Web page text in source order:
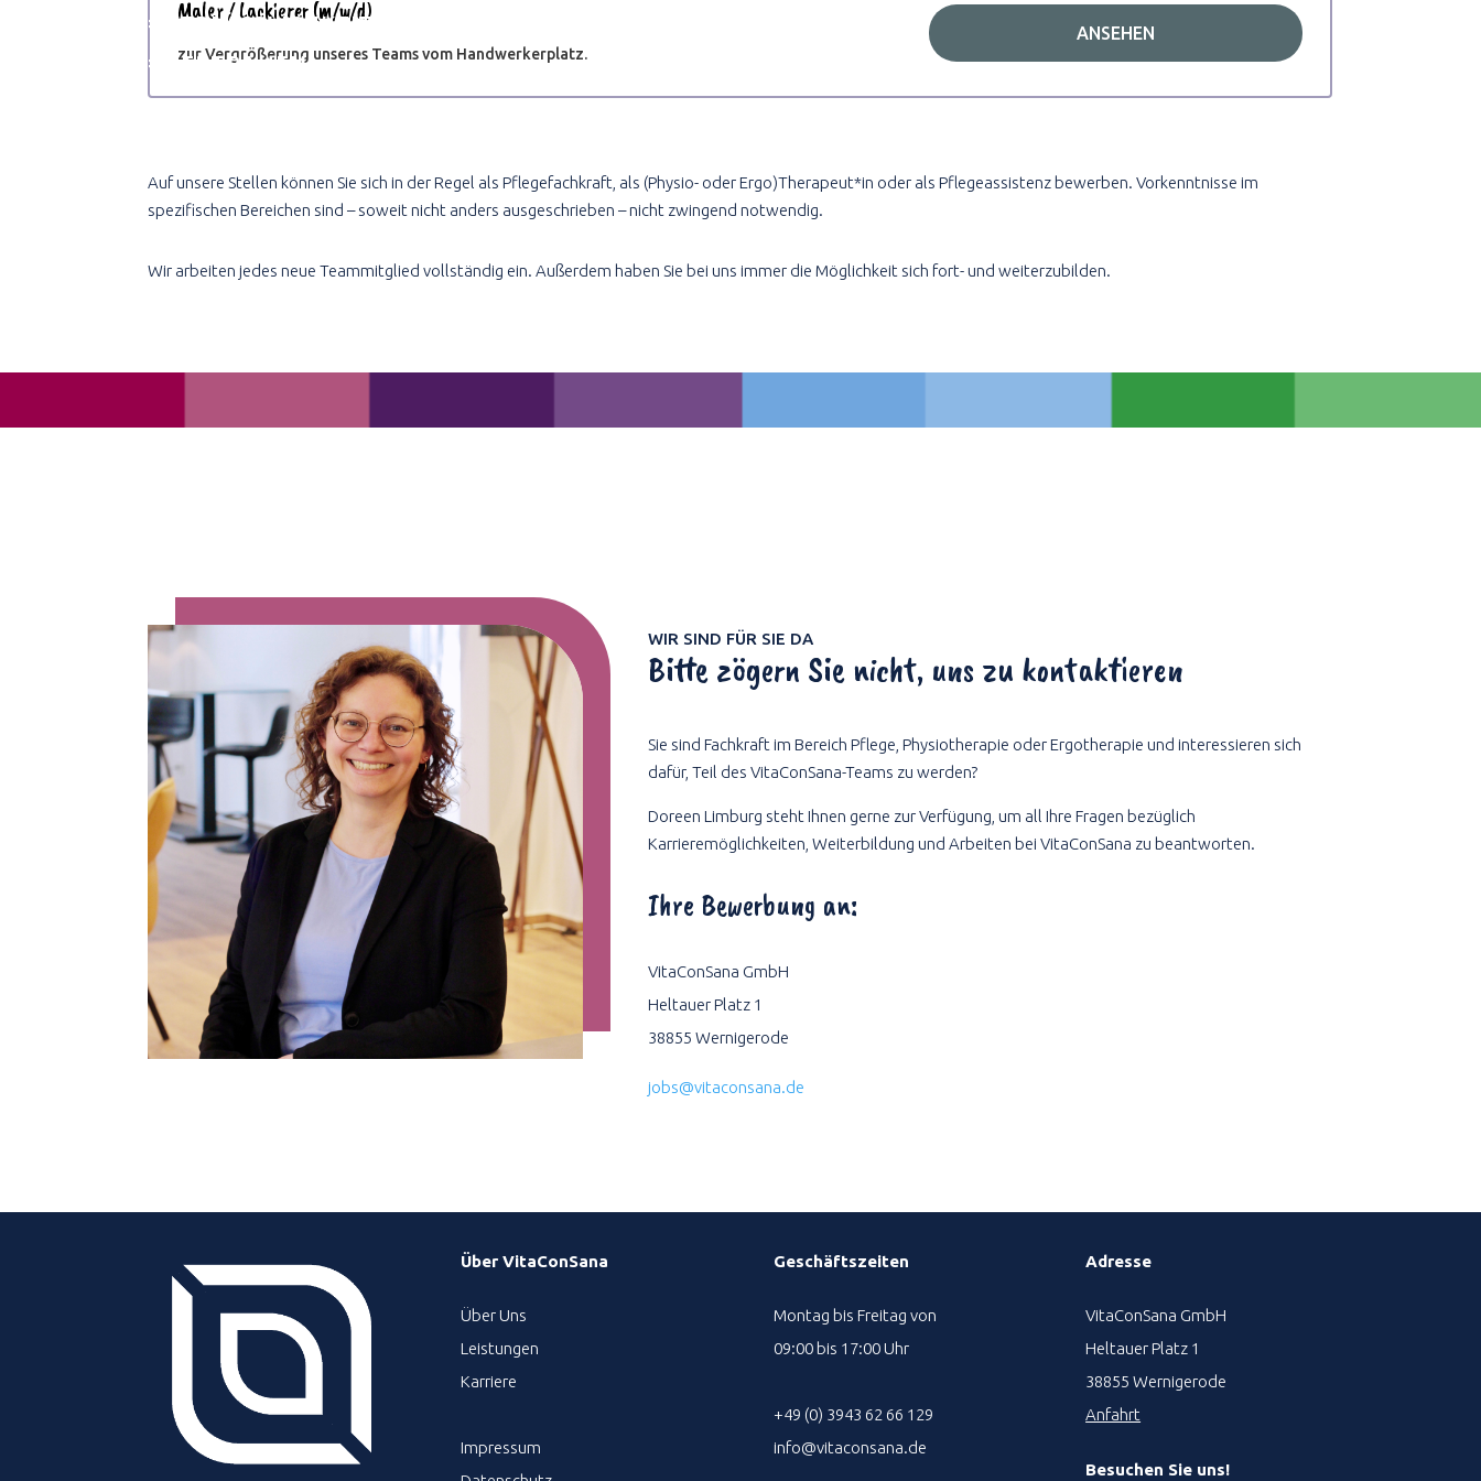
#VERLÄSSLICHKEIT
#VERTRAUEN
s
Maler / Lackierer (m/w/d)
zur Vergrößerung unseres Teams vom Handwerkerplatz.
ANSEHEN
Auf unsere Stellen können Sie sich in der Regel als Pflegefachkraft, als (Physio- oder Ergo)Therapeut*in oder als Pflegeassistenz bewerben. Vorkenntnisse im
spezifischen Bereichen sind – soweit nicht anders ausgeschrieben – nicht zwingend notwendig.
Wir arbeiten jedes neue Teammitglied vollständig ein. Außerdem haben Sie bei uns immer die Möglichkeit sich fort- und weiterzubilden.
WIR SIND FÜR SIE DA
Bitte zögern Sie nicht, uns zu kontaktieren
Sie sind Fachkraft im Bereich Pflege, Physiotherapie oder Ergotherapie und interessieren sich
dafür, Teil des VitaConSana-Teams zu werden?
Doreen Limburg steht Ihnen gerne zur Verfügung, um all Ihre Fragen bezüglich
Karrieremöglichkeiten, Weiterbildung und Arbeiten bei VitaConSana zu beantworten.
Ihre Bewerbung an:
VitaConSana GmbH
Heltauer Platz 1
38855 Wernigerode
jobs@vitaconsana.de
Über VitaConSana
Über Uns
Leistungen
Karriere
Impressum
Geschäftszeiten
Montag bis Freitag von
09:00 bis 17:00 Uhr
+49 (0) 3943 62 66 129
info@vitaconsana.de
Adresse
VitaConSana GmbH
Heltauer Platz 1
38855 Wernigerode
Anfahrt
Besuchen Sie uns!